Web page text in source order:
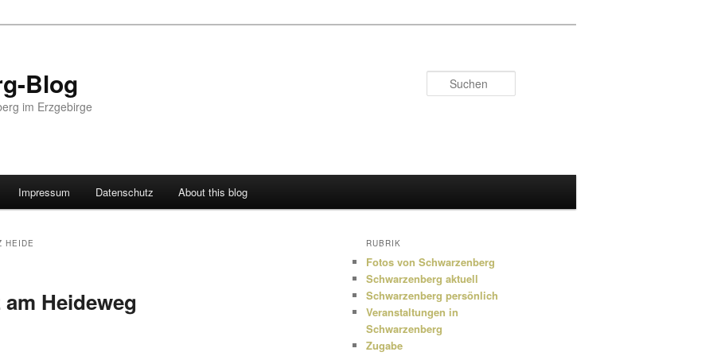
Blog
im Erzgebirge
Impressum Datenschutz About this blog
HEIDE
Heideweg
RUBRIK
Fotos von Schwarzenberg
Schwarzenberg aktuell
Schwarzenberg persönlich
Veranstaltungen in
Schwarzenberg
Zugabe